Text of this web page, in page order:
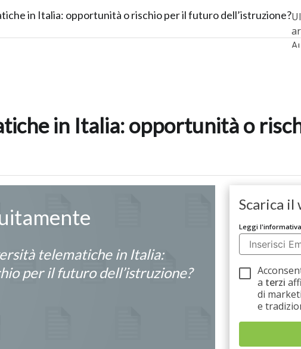
in Italia: opportunità o rischio per il futuro dell’istruzione?
in Italia: opportunità o
telematiche in Italia:
per il futuro dell’istruzione?
Scarica
Leggi
a terzi
di
e